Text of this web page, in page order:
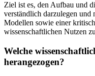
Ziel ist es, den Aufbau und
verständlich darzulegen und
Modellen sowie einer
wissenschaftlichen Nutzen
Welche
herangezogen?